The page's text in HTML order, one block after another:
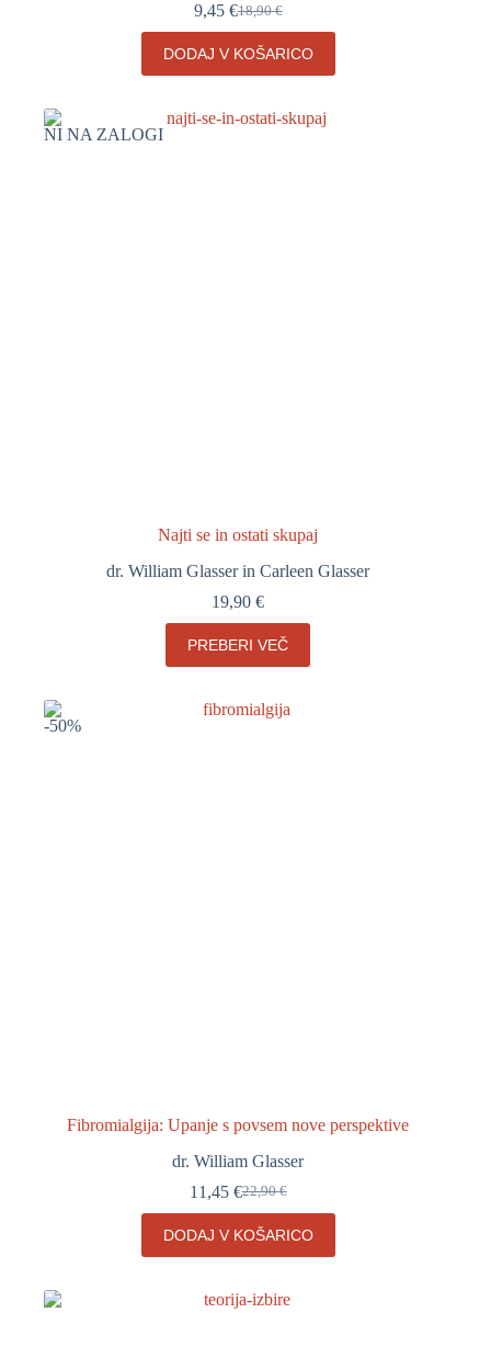
18,90€
Izvirna
je
bila:
9,45 €Trenutna
je:
9,45 €.
DODAJ V KOŠARICO
NI NA ZALOGI
Najti se in ostati skupaj
dr. William Glasser in Carleen Glasser
19,90€
PREBERI VEČ
-50%
Fibromialgija: Upanje s povsem nove perspektive
dr. William Glasser
22,90€
Izvirna
cena
je
bila:
11,45 €Trenutna
cena
je:
11,45 €.
DODAJ V KOŠARICO